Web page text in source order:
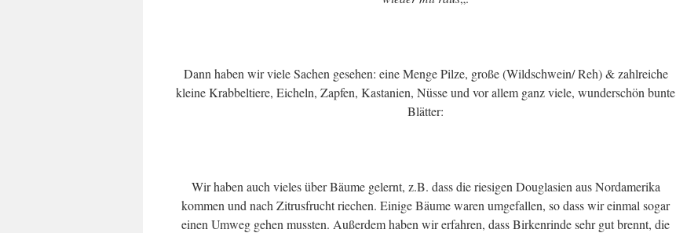
Dann haben wir viele Sachen gesehen: eine Menge Pilze, große (Wildschwein/ Reh) & zahlreiche
kleine Krabbeltiere, Eicheln, Zapfen, Kastanien, Nüsse und vor allem ganz viele, wunderschön bunte
Blätter:
Wir haben auch vieles über Bäume gelernt, z.B. dass die riesigen Douglasien aus Nordamerika
kommen und nach Zitrusfrucht riechen. Einige Bäume waren umgefallen, so dass wir einmal sogar
einen Umweg gehen mussten. Außerdem haben wir erfahren, dass Birkenrinde sehr gut brennt, die